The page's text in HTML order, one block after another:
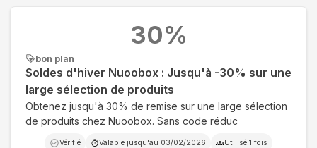
bon plan
Soldes d'hiver Nuoobox : Jusqu'à -30% sur une
large sélection de produits
Obtenez jusqu'à 30% de remise sur une large sélection
de produits chez Nuoobox. Sans code réduc
Vérifié Valable jusqu'au 03/02/2026 Utilisé 1 fois
30%